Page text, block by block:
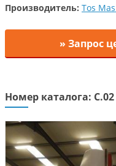
Производитель: Tos
» Запрос
Номер каталога: C.02